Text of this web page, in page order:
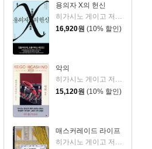
용의자 X의 헌신
히가시노 게이고 저/양억관 역
16,920원 (10% 할인)
악의
히가시노 게이고 저/양윤옥 역
15,120원 (10% 할인)
매스커레이드 라이프